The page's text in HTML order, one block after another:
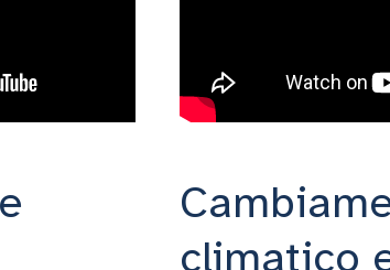
climatico